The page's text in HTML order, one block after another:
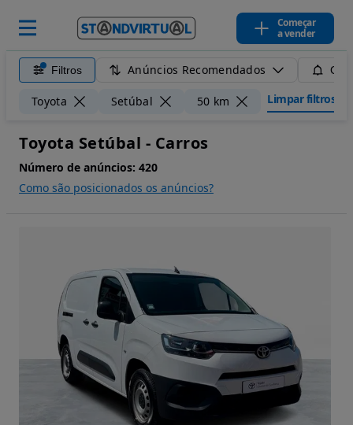
Começar
a vender
Filtros Anúncios Recomendados
Toyota Setúbal 50 km Limpar filtros
Toyota Setúbal - Carros
Número de anúncios: 420
Como são posicionados os anúncios?